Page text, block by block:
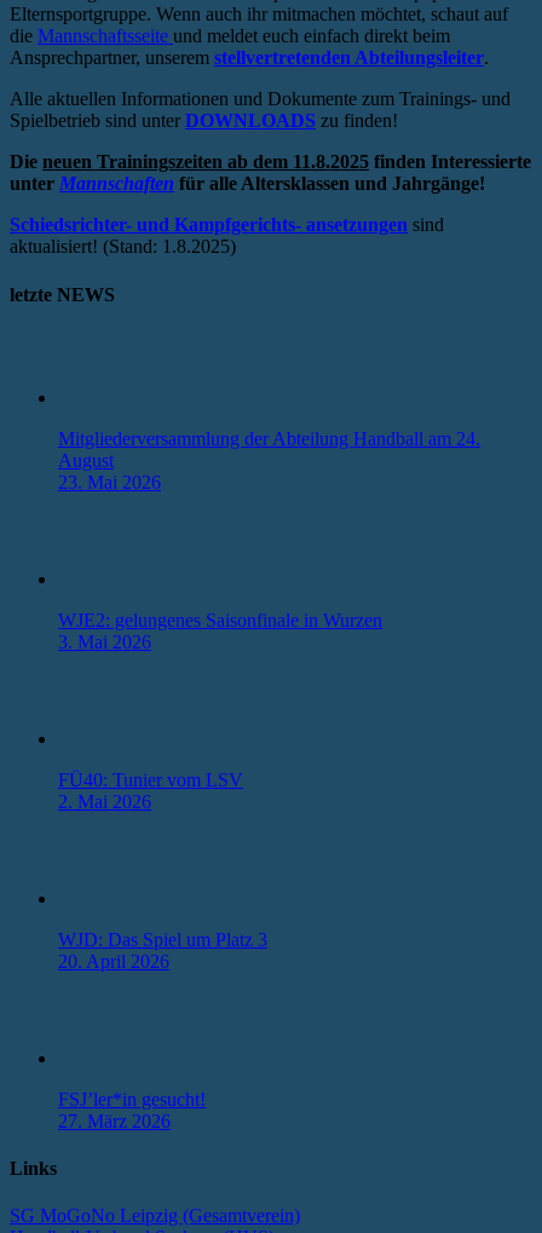
Elternsportgruppe. Wenn auch ihr mitmachen möchtet, schaut auf
die Mannschaftsseite und meldet euch einfach direkt beim
Ansprechpartner, unserem stellvertretenden Abteilungsleiter.
Alle aktuellen Informationen und Dokumente zum Trainings- und
Spielbetrieb sind unter DOWNLOADS zu finden!
Die neuen Trainingszeiten ab dem 11.8.2025 finden Interessierte
unter Mannschaften für alle Altersklassen und Jahrgänge!
Schiedsrichter- und Kampfgerichts- ansetzungen sind
aktualisiert! (Stand: 1.8.2025)
letzte NEWS
Mitgliederversammlung der Abteilung Handball am 24.
August
23. Mai 2026
WJE2: gelungenes Saisonfinale in Wurzen
3. Mai 2026
FÜ40: Tunier vom LSV
2. Mai 2026
WJD: Das Spiel um Platz 3
20. April 2026
FSJ’ler*in gesucht!
27. März 2026
Links
SG MoGoNo Leipzig (Gesamtverein)